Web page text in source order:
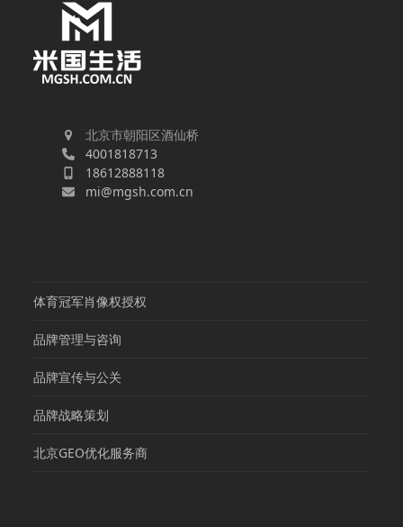
北京市朝阳区酒仙桥
4001818713
18612888118
mi@mgsh.com.cn
体育冠军肖像权授权
品牌管理与咨询
品牌宣传与公关
品牌战略策划
北京GEO优化服务商